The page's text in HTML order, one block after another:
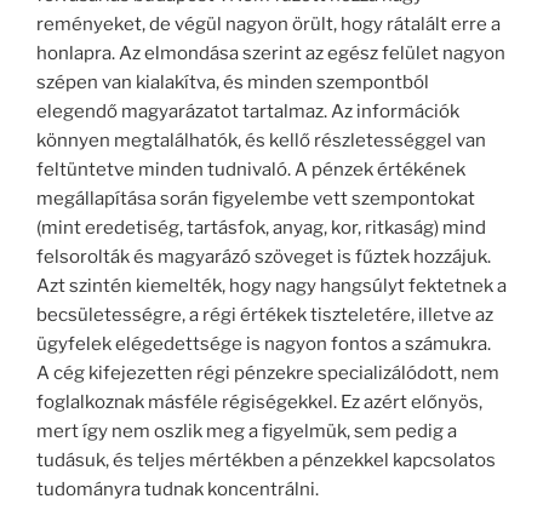
reményeket, de végül nagyon örült, hogy rátalált erre a
honlapra. Az elmondása szerint az egész felület nagyon
szépen van kialakítva, és minden szempontból
elegendő magyarázatot tartalmaz. Az információk
könnyen megtalálhatók, és kellő részletességgel van
feltüntetve minden tudnivaló. A pénzek értékének
megállapítása során figyelembe vett szempontokat
(mint eredetiség, tartásfok, anyag, kor, ritkaság) mind
felsorolták és magyarázó szöveget is fűztek hozzájuk.
Azt szintén kiemelték, hogy nagy hangsúlyt fektetnek a
becsületességre, a régi értékek tiszteletére, illetve az
ügyfelek elégedettsége is nagyon fontos a számukra.
A cég kifejezetten régi pénzekre specializálódott, nem
foglalkoznak másféle régiségekkel. Ez azért előnyös,
mert így nem oszlik meg a figyelmük, sem pedig a
tudásuk, és teljes mértékben a pénzekkel kapcsolatos
tudományra tudnak koncentrálni.